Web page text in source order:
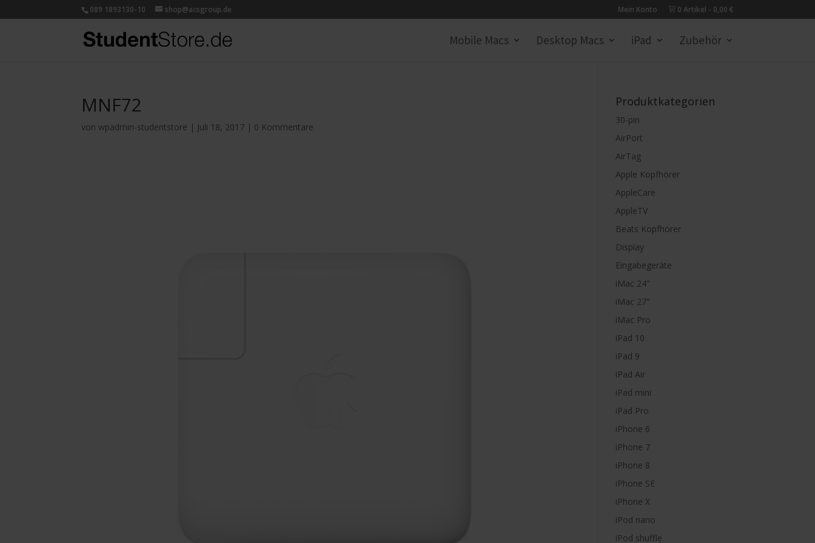
089 1893130-10 shop@acsgroup.de Mein Konto 0 Artikel 0,00 €
Mobile Macs Desktop Macs iPad Zubehör
MNF72
vonwpadmin-studentstore | Juli 18, 2017 | 0 Kommentare
Produktkategorien
30-pin
AirPort
AirTag
Apple Kopfhörer
AppleCare
AppleTV
Beats Kopfhörer
Display
Eingabegeräte
iMac 24"
iMac 27"
iMac Pro
iPad 10
iPad 9
iPad Air
iPad mini
iPad Pro
iPhone 6
iPhone 7
iPhone 8
iPhone SE
iPhone X
iPod nano
iPod shuffle